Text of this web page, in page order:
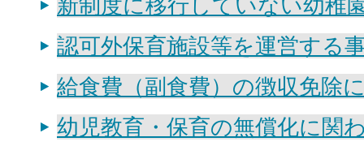
新制度に移行していない幼稚
認可外保育施設等を運営する
給食費（副食費）の徴収免除
幼児教育・保育の無償化に関